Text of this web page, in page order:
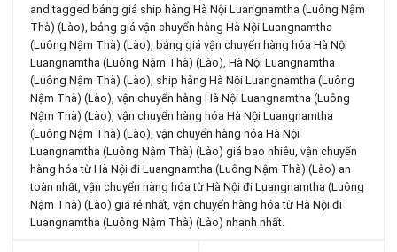
and tagged bảng giá ship hàng Hà Nội Luangnamtha (Luông Nậm
Thà) (Lào), bảng giá vận chuyển hàng Hà Nội Luangnamtha
(Luông Nậm Thà) (Lào), bảng giá vận chuyển hàng hóa Hà Nội
Luangnamtha (Luông Nậm Thà) (Lào),Hà Nội Luangnamtha
(Luông Nậm Thà) (Lào), ship hàng Hà Nội Luangnamtha (Luông
Nậm Thà) (Lào),vận chuyển hàng Hà Nội Luangnamtha (Luông
Nậm Thà) (Lào),vận chuyển hàng hóa Hà Nội Luangnamtha
(Luông Nậm Thà) (Lào),vận chuyển hàng hóa Hà Nội
Luangnamtha (Luông Nậm Thà) (Lào) giá bao nhiêu,vận chuyển
hàng hóa từ Hà Nội đi Luangnamtha (Luông Nậm Thà) (Lào) an
toàn nhất,vận chuyển hàng hóa từ Hà Nội đi Luangnamtha (Luông
Nậm Thà) (Lào) giá rẻ nhất,vận chuyển hàng hóa từ Hà Nội đi
Luangnamtha (Luông Nậm Thà) (Lào) nhanh nhất.